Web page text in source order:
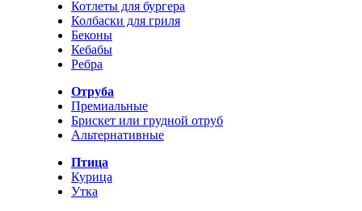
Котлеты для бургера
Колбаски для гриля
Беконы
Кебабы
Ребра
Отруба
Премиальные
Брискет или грудной отруб
Альтернативные
Птица
Курица
Утка